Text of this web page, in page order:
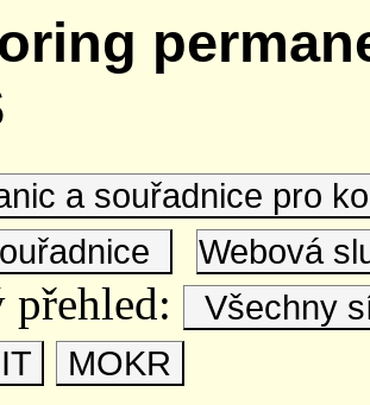
a souřadnice pro
Webová
Všechny
MOKR